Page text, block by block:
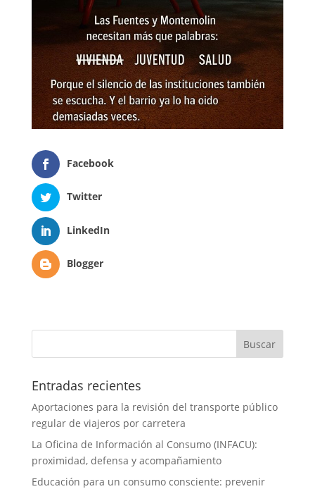
Facebook
Twitter
LinkedIn
Blogger
Entradas recientes
Aportaciones para la revisión del transporte público
regular de viajeros por carretera
La Oficina de Información al Consumo (INFACU):
proximidad, defensa y acompañamiento
Educación para un consumo consciente: prevenir